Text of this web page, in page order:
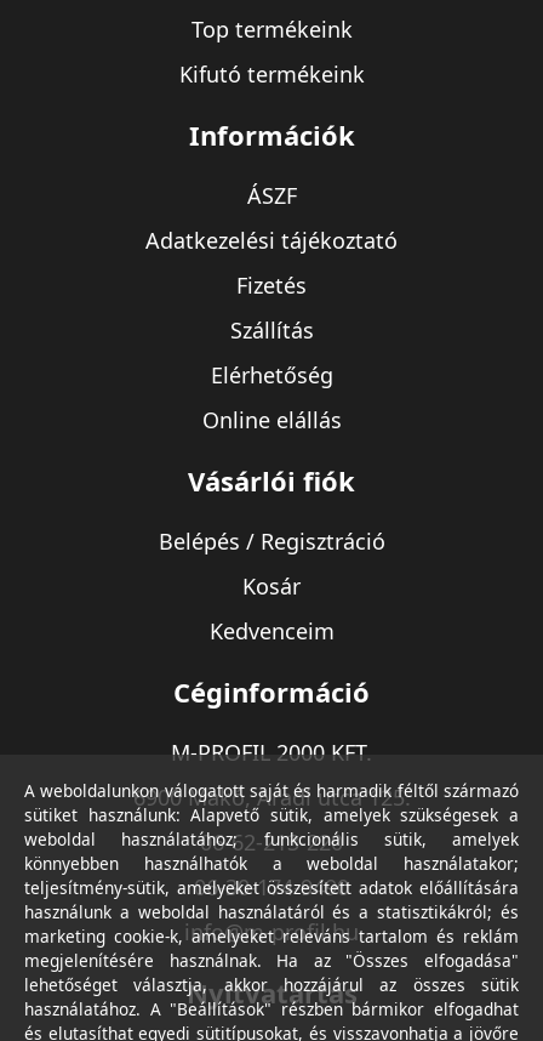
Top termékeink
Kifutó termékeink
Információk
ÁSZF
Adatkezelési tájékoztató
Fizetés
Szállítás
Elérhetőség
Online elállás
Vásárlói fiók
Belépés / Regisztráció
Kosár
Kedvenceim
Céginformáció
M-PROFIL 2000 KFT.
6900 Makó, Aradi utca 125.
06-62-213-220
06-30-174-9490
info@m-profil.hu
Nyitvatartás
A weboldalunkon válogatott saját és harmadik féltől származó
sütiket használunk: Alapvető sütik, amelyek szükségesek a
weboldal használatához; funkcionális sütik, amelyek
könnyebben használhatók a weboldal használatakor;
teljesítmény-sütik, amelyeket összesített adatok előállítására
használunk a weboldal használatáról és a statisztikákról; és
marketing cookie-k, amelyeket releváns tartalom és reklám
megjelenítésére használnak. Ha az "Összes elfogadása"
lehetőséget választja, akkor hozzájárul az összes sütik
használatához. A "Beállítások" részben bármikor elfogadhat
és elutasíthat egyedi sütitípusokat, és visszavonhatja a jövőre